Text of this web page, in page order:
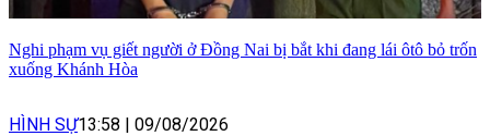
Nghi phạm vụ giết người ở Đồng Nai bị bắt khi đang lái ôtô bỏ trốn
xuống Khánh Hòa
HÌNH SỰ13:58 | 09/08/2026